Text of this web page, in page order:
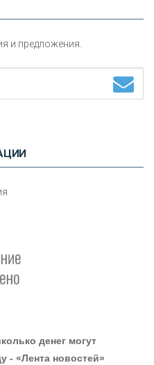
- «Интервью»
и предложения.
денег могут
- «Лента новостей»